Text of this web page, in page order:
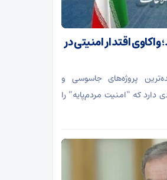
اقتدار امنیتی در
پروژه‌های جاسوسی و
دارد که “امنیت مردم‌پایه” را